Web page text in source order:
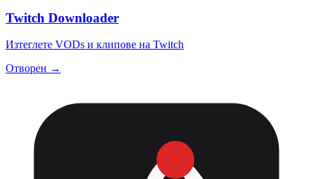
Twitch Downloader
Изтеглете VODs и клипове на Twitch
Отворен →